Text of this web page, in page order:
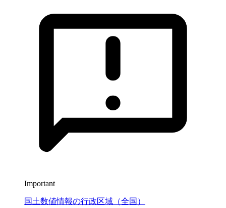
Important
国土数値情報の行政区域（全国）